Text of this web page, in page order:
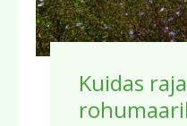
Kuidas